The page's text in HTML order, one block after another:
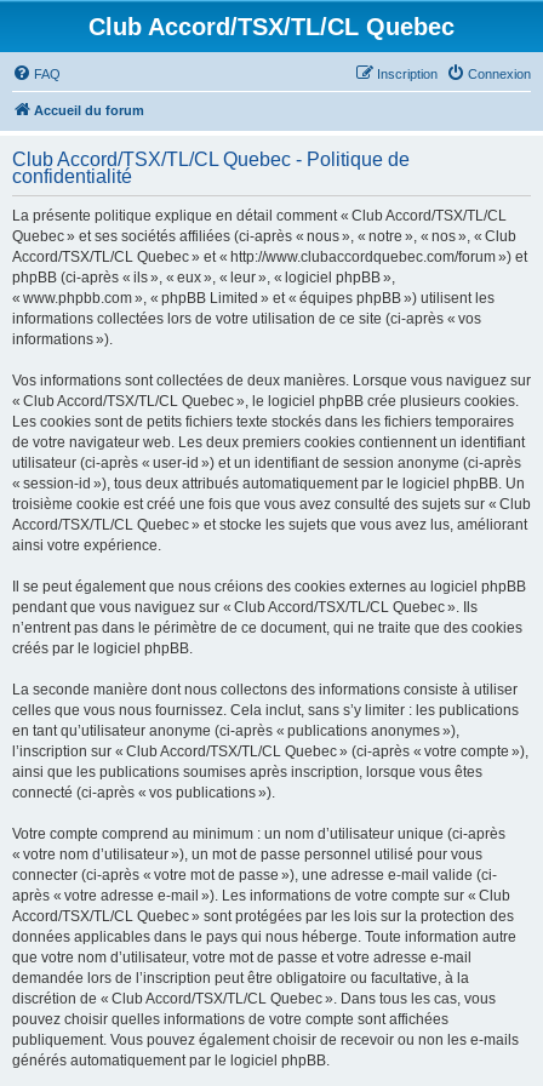
Club Accord/TSX/TL/CL Quebec
FAQ Connexion
Inscription
Accueil du forum
Club Accord/TSX/TL/CL Quebec - Politique de
confidentialité
La présente politique explique en détail comment « Club Accord/TSX/TL/CL
Quebec » et ses sociétés affiliées (ci-après « nous », « notre », « nos », « Club
Accord/TSX/TL/CL Quebec » et « http://www.clubaccordquebec.com/forum ») et
phpBB (ci-après « ils », « eux », « leur », « logiciel phpBB »,
« www.phpbb.com », « phpBB Limited » et « équipes phpBB ») utilisent les
informations collectées lors de votre utilisation de ce site (ci-après « vos
informations »).
Vos informations sont collectées de deux manières. Lorsque vous naviguez sur
« Club Accord/TSX/TL/CL Quebec », le logiciel phpBB crée plusieurs cookies.
Les cookies sont de petits fichiers texte stockés dans les fichiers temporaires
de votre navigateur web. Les deux premiers cookies contiennent un identifiant
utilisateur (ci-après « user-id ») et un identifiant de session anonyme (ci-après
« session-id »), tous deux attribués automatiquement par le logiciel phpBB. Un
troisième cookie est créé une fois que vous avez consulté des sujets sur « Club
Accord/TSX/TL/CL Quebec » et stocke les sujets que vous avez lus, améliorant
ainsi votre expérience.
Il se peut également que nous créions des cookies externes au logiciel phpBB
pendant que vous naviguez sur « Club Accord/TSX/TL/CL Quebec ». Ils
n’entrent pas dans le périmètre de ce document, qui ne traite que des cookies
créés par le logiciel phpBB.
La seconde manière dont nous collectons des informations consiste à utiliser
celles que vous nous fournissez. Cela inclut, sans s’y limiter : les publications
en tant qu’utilisateur anonyme (ci-après « publications anonymes »),
l’inscription sur « Club Accord/TSX/TL/CL Quebec » (ci-après « votre compte »),
ainsi que les publications soumises après inscription, lorsque vous êtes
connecté (ci-après « vos publications »).
Votre compte comprend au minimum : un nom d’utilisateur unique (ci-après
« votre nom d’utilisateur »), un mot de passe personnel utilisé pour vous
connecter (ci-après « votre mot de passe »), une adresse e-mail valide (ci-
après « votre adresse e-mail »). Les informations de votre compte sur « Club
Accord/TSX/TL/CL Quebec » sont protégées par les lois sur la protection des
données applicables dans le pays qui nous héberge. Toute information autre
que votre nom d’utilisateur, votre mot de passe et votre adresse e-mail
demandée lors de l’inscription peut être obligatoire ou facultative, à la
discrétion de « Club Accord/TSX/TL/CL Quebec ». Dans tous les cas, vous
pouvez choisir quelles informations de votre compte sont affichées
publiquement. Vous pouvez également choisir de recevoir ou non les e-mails
générés automatiquement par le logiciel phpBB.